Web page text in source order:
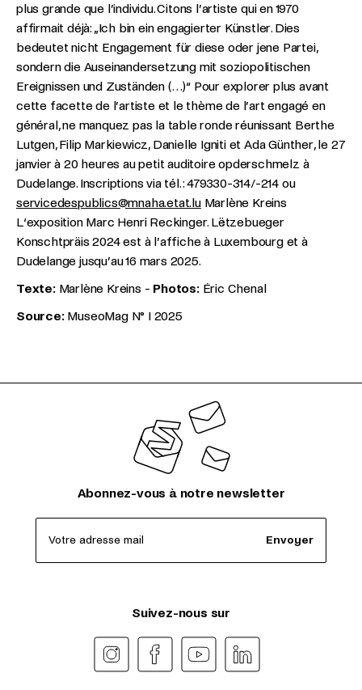
plus grande que l’individu. Citons l’artiste qui en 1970
affirmait déjà: „Ich bin ein engagierter Künstler. Dies
bedeutet nicht Engagement für diese oder jene Partei,
sondern die Auseinandersetzung mit soziopolitischen
Ereignissen und Zuständen (…)“ Pour explorer plus avant
cette facette de l’artiste et le thème de l’art engagé en
général, ne manquez pas la table ronde réunissant Berthe
Lutgen, Filip Markiewicz, Danielle Igniti et Ada Günther, le 27
janvier à 20 heures au petit auditoire opderschmelz à
Dudelange. Inscriptions via tél. : 479330-314/-214 ou
servicedespublics@mnaha.etat.luMarlène Kreins
L‘exposition Marc Henri Reckinger. Lëtzebueger
Konschtpräis 2024 est à l’affiche à Luxembourg et à
Dudelange jusqu’au 16 mars 2025.
Texte:Marlène Kreins - Photos:Éric Chenal
Source:MuseoMag N° I 2025
Abonnez-vous à notre newsletter
Votre adresse mail Envoyer
Suivez-nous sur